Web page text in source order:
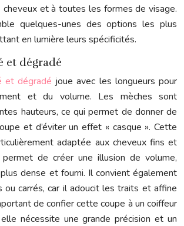
et à toutes les formes de visage.
quelques-unes des options les plus
en lumière leurs spécificités.
et dégradé
et dégradé joue avec les longueurs pour
et du volume. Les mèches sont
hauteurs, ce qui permet de donner de
et d’éviter un effet « casque ». Cette
adaptée aux cheveux fins et
de créer une illusion de volume,
dense et fourni. Il convient également
ou carrés, car il adoucit les traits et affine
de confier cette coupe à un coiffeur
nécessite une grande précision et un